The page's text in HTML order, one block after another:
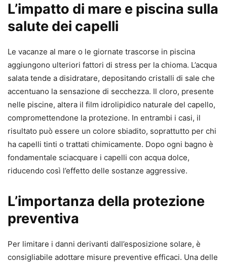
L’impatto di mare e piscina sulla
salute dei capelli
Le vacanze al mare o le giornate trascorse in piscina
aggiungono ulteriori fattori di stress per la chioma. L’acqua
salata tende a disidratare, depositando cristalli di sale che
accentuano la sensazione di secchezza. Il cloro, presente
nelle piscine, altera il film idrolipidico naturale del capello,
compromettendone la protezione. In entrambi i casi, il
risultato può essere un colore sbiadito, soprattutto per chi
ha capelli tinti o trattati chimicamente. Dopo ogni bagno è
fondamentale sciacquare i capelli con acqua dolce,
riducendo così l’effetto delle sostanze aggressive.
L’importanza della protezione
preventiva
Per limitare i danni derivanti dall’esposizione solare, è
consigliabile adottare misure preventive efficaci. Una delle